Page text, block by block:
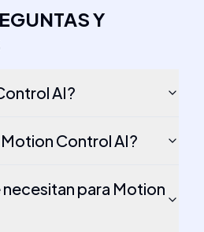
Y
AI?
Control AI?
necesitan para Motion